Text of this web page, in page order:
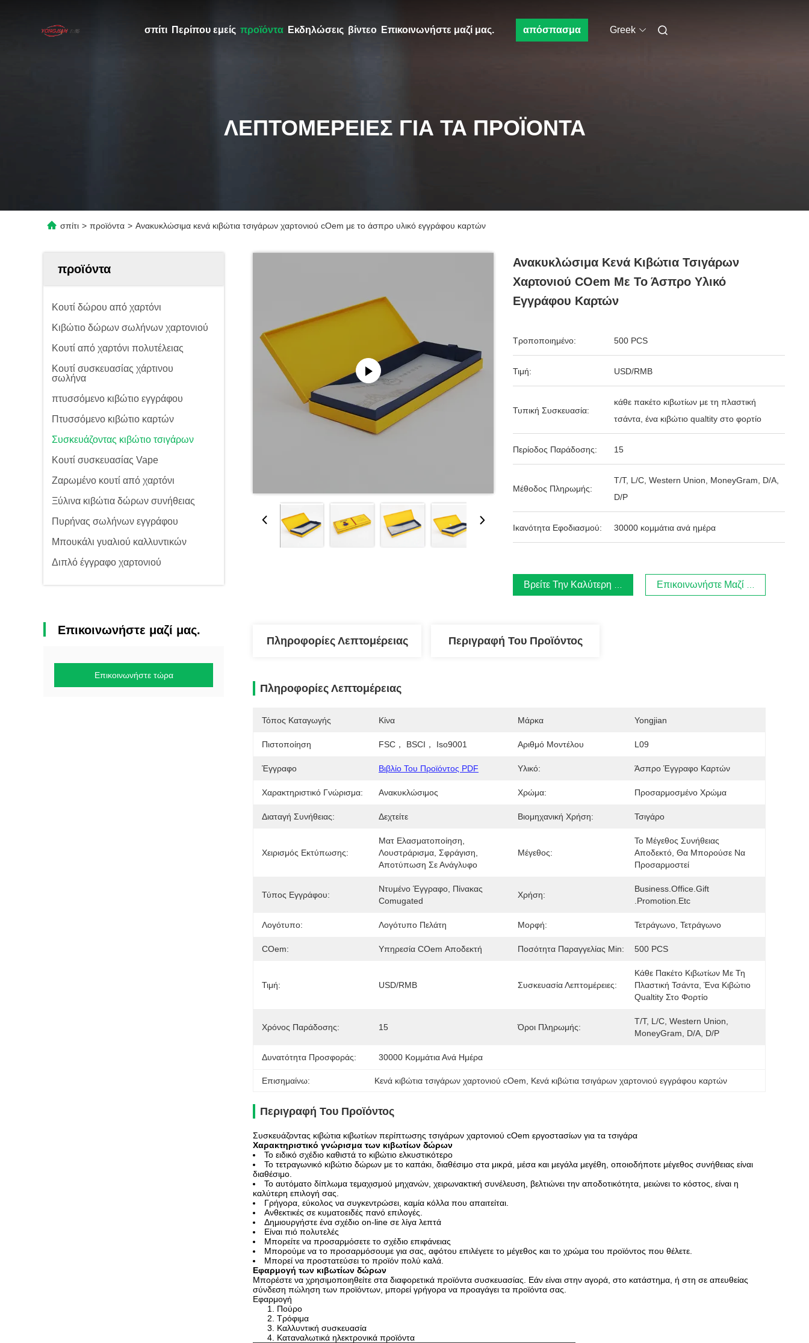
σπίτι Περίπου εμείς προϊόντα Εκδηλώσεις βίντεο Επικοινωνήστε μαζί μας. απόσπασμα Greek
ΛΕΠΤΟΜΈΡΕΙΕΣ ΓΙΑ ΤΑ ΠΡΟΪΌΝΤΑ
σπίτι > προϊόντα > Ανακυκλώσιμα κενά κιβώτια τσιγάρων χαρτονιού cOem με το άσπρο υλικό εγγράφου καρτών
προϊόντα
Κουτί δώρου από χαρτόνι
Κιβώτιο δώρων σωλήνων χαρτονιού
Κουτί από χαρτόνι πολυτέλειας
Κουτί συσκευασίας χάρτινου
σωλήνα
πτυσσόμενο κιβώτιο εγγράφου
Πτυσσόμενο κιβώτιο καρτών
Συσκευάζοντας κιβώτιο τσιγάρων
Κουτί συσκευασίας Vape
Ζαρωμένο κουτί από χαρτόνι
Ξύλινα κιβώτια δώρων συνήθειας
Πυρήνας σωλήνων εγγράφου
Μπουκάλι γυαλιού καλλυντικών
Διπλό έγγραφο χαρτονιού
Επικοινωνήστε μαζί μας.
Επικοινωνήστε τώρα
Ανακυκλώσιμα Κενά Κιβώτια Τσιγάρων
Χαρτονιού COem Με Το Άσπρο Υλικό
Εγγράφου Καρτών
Τροποποιημένο: 500 PCS
Τιμή: USD/RMB
Τυπική Συσκευασία:
κάθε πακέτο κιβωτίων με τη πλαστική
τσάντα, ένα κιβώτιο qualtity στο φορτίο
Περίοδος Παράδοσης: 15
Μέθοδος Πληρωμής:
T/T, L/C, Western Union, MoneyGram, D/A,
D/P
Ικανότητα Εφοδιασμού: 30000 κομμάτια ανά ημέρα
Βρείτε Την Καλύτερη Τιμή Επικοινωνήστε Μαζί Μας.
Πληροφορίες Λεπτομέρειας Περιγραφή Του Προϊόντος
Πληροφορίες Λεπτομέρειας
Τόπος Καταγωγής Κίνα Μάρκα Yongjian
Πιστοποίηση FSC， BSCI， Iso9001 Αριθμό Μοντέλου L09
Έγγραφο Βιβλίο Του Προϊόντος PDF Υλικό: Άσπρο Έγγραφο Καρτών
Χαρακτηριστικό Γνώρισμα: Ανακυκλώσιμος Χρώμα: Προσαρμοσμένο Χρώμα
Διαταγή Συνήθειας: Δεχτείτε Βιομηχανική Χρήση: Τσιγάρο
Χειρισμός Εκτύπωσης:
Ματ Ελασματοποίηση,
Λουστράρισμα, Σφράγιση,
Αποτύπωση Σε Ανάγλυφο
Μέγεθος:
Το Μέγεθος Συνήθειας
Αποδεκτό, Θα Μπορούσε Να
Προσαρμοστεί
Τύπος Εγγράφου:
Ντυμένο Έγγραφο, Πίνακας
Comugated
Χρήση:
Business.office.gift
.promotion.etc
Λογότυπο: Λογότυπο Πελάτη Μορφή: Τετράγωνο, Τετράγωνο
COem: Υπηρεσία COem Αποδεκτή Ποσότητα Παραγγελίας Min: 500 PCS
Τιμή: USD/RMB Συσκευασία Λεπτομέρειες:
Κάθε Πακέτο Κιβωτίων Με Τη
Πλαστική Τσάντα, Ένα Κιβώτιο
Qualtity Στο Φορτίο
Χρόνος Παράδοσης: 15 Όροι Πληρωμής:
T/T, L/C, Western Union,
MoneyGram, D/A, D/P
Δυνατότητα Προσφοράς: 30000 Κομμάτια Ανά Ημέρα
Επισημαίνω: Κενά κιβώτια τσιγάρων χαρτονιού cOem Κενά κιβώτια τσιγάρων χαρτονιού εγγράφου καρτών
Περιγραφή Του Προϊόντος
Συσκευάζοντας κιβώτια κιβωτίων περίπτωσης τσιγάρων χαρτονιού cOem εργοστασίων για τα τσιγάρα
Χαρακτηριστικό γνώρισμα των κιβωτίων δώρων
Το ειδικό σχέδιο καθιστά το κιβώτιο ελκυστικότερο
Το τετραγωνικό κιβώτιο δώρων με το καπάκι, διαθέσιμο στα μικρά, μέσα και μεγάλα μεγέθη, οποιοδήποτε μέγεθος συνήθειας είναι
διαθέσιμο.
Το αυτόματο δίπλωμα τεμαχισμού μηχανών, χειρωνακτική συνέλευση, βελτιώνει την αποδοτικότητα, μειώνει το κόστος, είναι η
καλύτερη επιλογή σας.
Γρήγορα, εύκολος να συγκεντρώσει, καμία κόλλα που απαιτείται.
Ανθεκτικές σε κυματοειδές πανό επιλογές.
Δημιουργήστε ένα σχέδιο on-line σε λίγα λεπτά
Είναι πιό πολυτελές
Μπορείτε να προσαρμόσετε το σχέδιο επιφάνειας
Μπορούμε να το προσαρμόσουμε για σας, αφότου επιλέγετε το μέγεθος και το χρώμα του προϊόντος που θέλετε.
Μπορεί να προστατεύσει το προϊόν πολύ καλά.
Εφαρμογή των κιβωτίων δώρων
Μπορέστε να χρησιμοποιηθείτε στα διαφορετικά προϊόντα συσκευασίας. Εάν είναι στην αγορά, στο κατάστημα, ή στη σε απευθείας
σύνδεση πώληση των προϊόντων, μπορεί γρήγορα να προαγάγει τα προϊόντα σας.
Εφαρμογή
1. Πούρο
2. Τρόφιμα
3. Καλλυντική συσκευασία
4. Καταναλωτικά ηλεκτρονικά προϊόντα